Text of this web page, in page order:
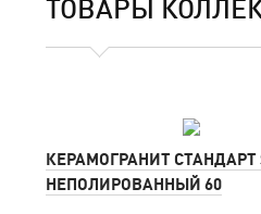
ТОВАРЫ
КЕРАМОГРАНИТ СТАНДАРТ
НЕПОЛИРОВАННЫЙ 60